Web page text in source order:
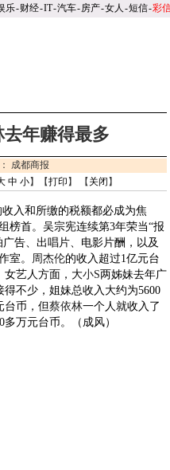
乐-财经-IT-汽车-房产-女人 -短信-彩
年赚得最多
成都商报
中 小】【打印 】 【 关闭 】
入和所缴的税额都必成为焦
榜首。吴宗宪连续第3年荣当“报
告、出唱片、电影片酬，以及
室。 周杰伦的收入超过1亿元台
女艺人方面，大小S两姊妹去年广
得不少，姐妹总收入大约为5600
台币，但蔡依林一个人就收入了
多万元台币。（成风）